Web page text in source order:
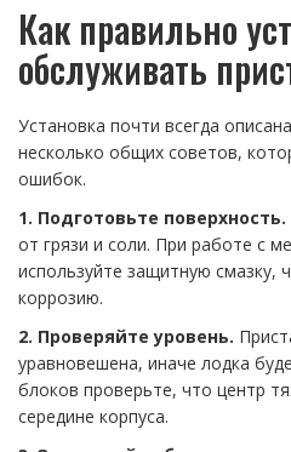
Как правильно
обслуживать
Установка почти всегда
несколько общих советов,
ошибок.
1. Подготовьте поверхность.
от грязи и соли. При работе с
используйте защитную смазку,
коррозию.
2. Проверяйте уровень.
уравновешена, иначе лодка
блоков проверьте, что центр
середине корпуса.